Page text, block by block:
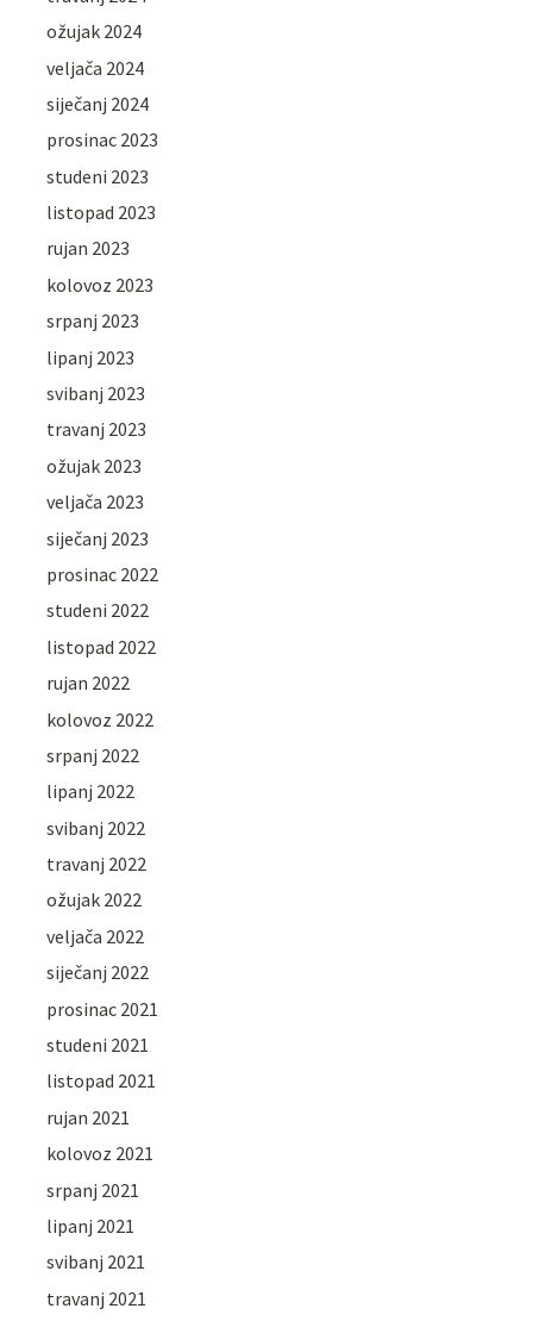
ožujak 2024
veljača 2024
siječanj 2024
prosinac 2023
studeni 2023
listopad 2023
rujan 2023
kolovoz 2023
srpanj 2023
lipanj 2023
svibanj 2023
travanj 2023
ožujak 2023
veljača 2023
siječanj 2023
prosinac 2022
studeni 2022
listopad 2022
rujan 2022
kolovoz 2022
srpanj 2022
lipanj 2022
svibanj 2022
travanj 2022
ožujak 2022
veljača 2022
siječanj 2022
prosinac 2021
studeni 2021
listopad 2021
rujan 2021
kolovoz 2021
srpanj 2021
lipanj 2021
svibanj 2021
travanj 2021